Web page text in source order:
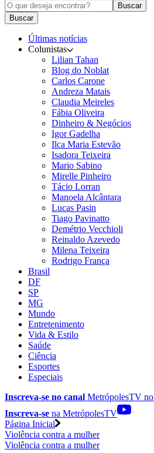
Buscar
Buscar
Últimas notícias
Colunistas
Lilian Tahan
Blog do Noblat
Carlos Carone
Andreza Matais
Claudia Meireles
Fábia Oliveira
Dinheiro & Negócios
Igor Gadelha
Ilca Maria Estevão
Isadora Teixeira
Mario Sabino
Mirelle Pinheiro
Tácio Lorran
Manoela Alcântara
Lucas Pasin
Tiago Pavinatto
Demétrio Vecchioli
Reinaldo Azevedo
Milena Teixeira
Rodrigo França
Brasil
DF
SP
MG
Mundo
Entretenimento
Vida & Estilo
Saúde
Ciência
Esportes
Especiais
Inscreva-se no canal MetrópolesTV no
Inscreva-se na MetrópolesTV
Página Inicial
Violência contra a mulher
Violência contra a mulher